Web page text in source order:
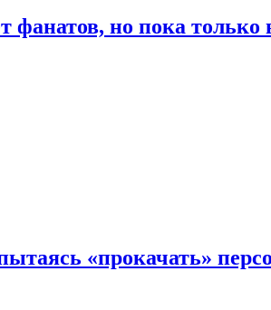
фанатов, но пока только
«прокачать»